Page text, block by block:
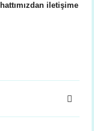
iletişime